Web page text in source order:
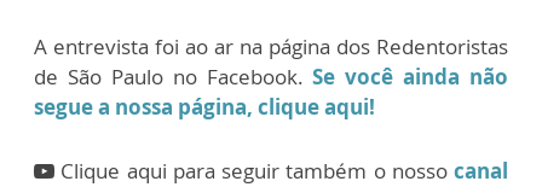
A entrevista foi ao ar na página dos Redentoristas
de São Paulo no Facebook.Se você ainda não
segue a nossa página, clique aqui!
Clique aqui para seguir também o nosso canal